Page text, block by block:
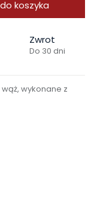
koszyka
Zwrot
Do 30 dni
wykonane z